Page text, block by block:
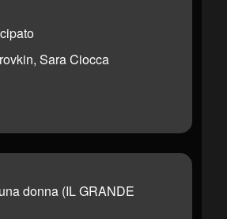
Sara Ciocca
donna (IL GRANDE